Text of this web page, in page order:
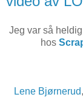
Jeg var så
hos
Lene Bjørnerud